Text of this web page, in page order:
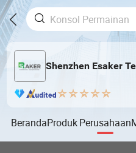
Shenzhen Esaker
BerandaProdukPerusahaan